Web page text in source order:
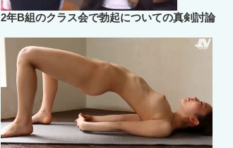
2年B組のクラス会で勃起についての真剣討論